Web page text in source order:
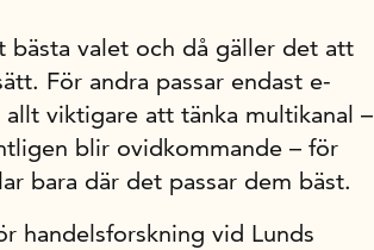
bästa valet och då gäller det att
För andra passar endast e-
viktigare att tänka multikanal –
blir ovidkommande – för
bara där det passar dem bäst.
handelsforskning vid Lunds